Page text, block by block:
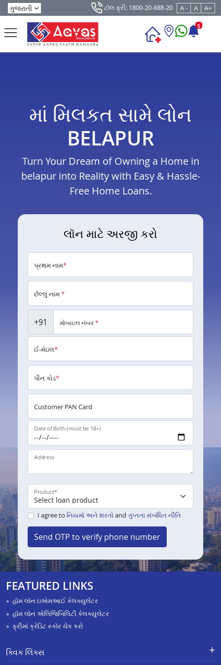
ટૉલ ફ્રી: 1800-20-888-20 A - A A+
5
માં મિલકત સામે લોન
BELAPUR
Turn Your Dream of Owning a Home in
belapur into Reality with Easy & Hassle-
Free Home Loans.
લૉન માટે અરજી કરો
પ્રથમ નામ*
છેલ્લું નામ*
+91 મોબાઇલ નંબર*
ઈ-મેઇલ*
પીન કોડ*
Customer PAN Card
Date of Birth (must be 18+)
Address
Product*
I agree to નિયમો અને શરતોand ગુપ્તતા સંબંધિત નીતિ
Send OTP to verify phone number
FEATURED LINKS
હૉમ લૉન ઇએમઆઈ કેલક્યુલેટર
હૉમ લૉન એલિજિબિલિટી કેલક્યુલેટર
ફ્રીમાં ક્રેડિટ સ્કૉર ચેક કરો
ક્વિક લિંક્સ